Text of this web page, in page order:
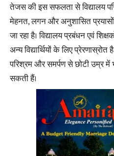
तेजस की इस सफलता से विद्यालय
मेहनत, लगन और अनुशासित
जा रहा है। विद्यालय प्रबंधन एवं
अन्य विद्यार्थियों के लिए
परिश्रम और समर्पण से छोटी उम्र में
सकती हैं।